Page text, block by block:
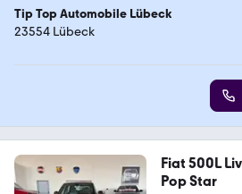
Tip Top Automobile Lübeck
23554 Lübeck
Fiat 500L
Pop Star